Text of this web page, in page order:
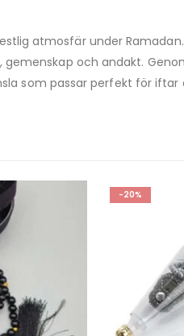
atmosfär under
och andakt.
som passar perfekt för iftar
-30%